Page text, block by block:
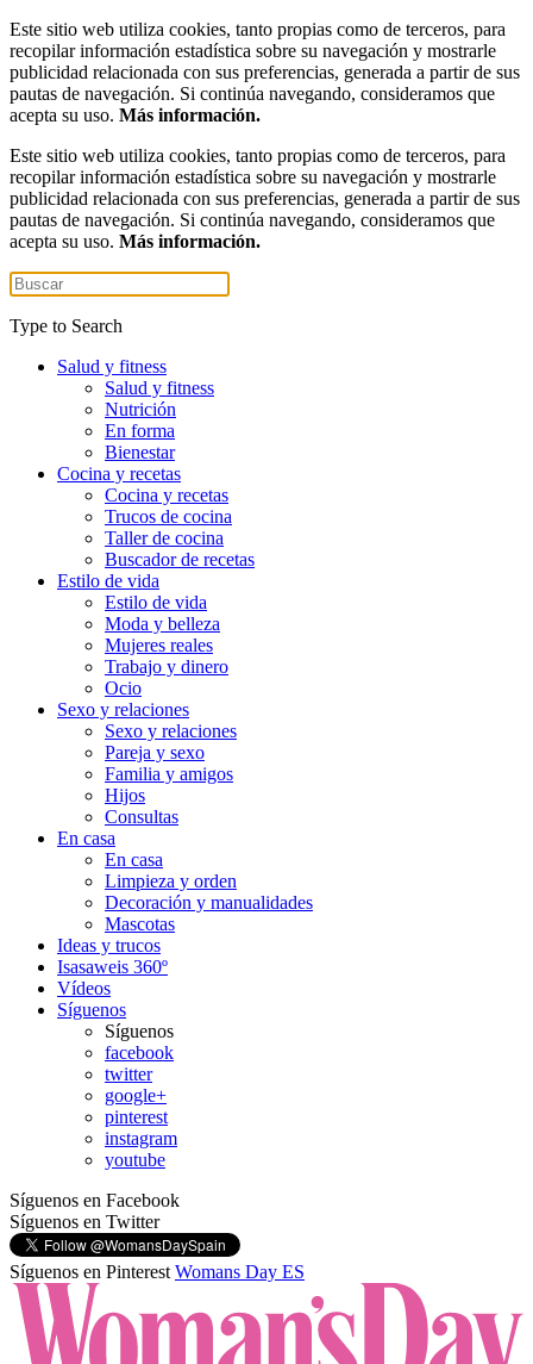
Este sitio web utiliza cookies, tanto propias como de terceros, para
recopilar información estadística sobre su navegación y mostrarle
publicidad relacionada con sus preferencias, generada a partir de sus
pautas de navegación. Si continúa navegando, consideramos que
acepta su uso. Más información.
Este sitio web utiliza cookies, tanto propias como de terceros, para
recopilar información estadística sobre su navegación y mostrarle
publicidad relacionada con sus preferencias, generada a partir de sus
pautas de navegación. Si continúa navegando, consideramos que
acepta su uso. Más información.
Type to Search
Salud y fitness
Salud y fitness
Nutrición
En forma
Bienestar
Cocina y recetas
Cocina y recetas
Trucos de cocina
Taller de cocina
Buscador de recetas
Estilo de vida
Estilo de vida
Moda y belleza
Mujeres reales
Trabajo y dinero
Ocio
Sexo y relaciones
Sexo y relaciones
Pareja y sexo
Familia y amigos
Hijos
Consultas
En casa
En casa
Limpieza y orden
Decoración y manualidades
Mascotas
Ideas y trucos
Isasaweis 360º
Vídeos
Síguenos
Síguenos
facebook
twitter
google+
pinterest
instagram
youtube
Síguenos en Facebook
Síguenos en Twitter
Síguenos en Pinterest Womans Day ES